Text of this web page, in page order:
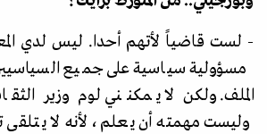
- لست قاضياً لأتهم أحدا. ليس لدي
مسؤولية سياسية على جميع
الملف. ولكن لا يمكنني لوم وزير
وليست مهمته أن يعلم، لأنه لا يتلقى